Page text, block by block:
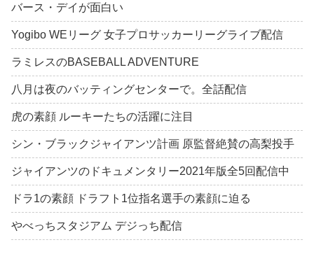
バース・デイが面白い
Yogibo WEリーグ 女子プロサッカーリーグライブ配信
ラミレスのBASEBALL ADVENTURE
八月は夜のバッティングセンターで。全話配信
虎の素顔 ルーキーたちの活躍に注目
シン・ブラックジャイアンツ計画 原監督絶賛の高梨投手
ジャイアンツのドキュメンタリー2021年版全5回配信中
ドラ1の素顔 ドラフト1位指名選手の素顔に迫る
やべっちスタジアム デジっち配信